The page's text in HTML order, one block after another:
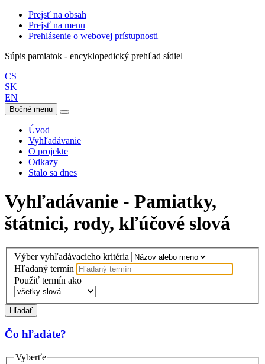
Prejsť na obsah
Prejsť na menu
Prehlásenie o webovej prístupnosti
Súpis pamiatok - encyklopedický prehľad sídiel
CS
SK
EN
Bočné menu
Úvod
Vyhľadávanie
O projekte
Odkazy
Stalo sa dnes
Vyhľadávanie - Pamiatky,
štátnici, rody, kľúčové slová
Výber vyhľadávacieho kritéria
Hľadaný termín
Použiť termín ako
Hľadať
Čo hľadáte?
Vyberťe